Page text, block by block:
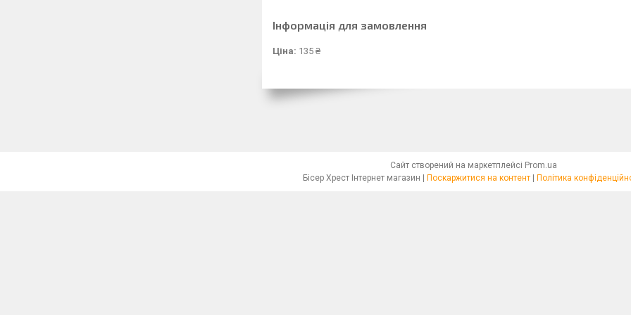
Інформація для замовлення
Ціна: 135 ₴
Сайт створений на маркетплейсі Prom.ua
Бісер Хрест Інтернет магазин | Поскаржитися на контент | Політика